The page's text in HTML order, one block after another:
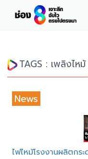
TAGS : เพลิงไหม้
News
ไฟไหม้โรงงานผลิตกร